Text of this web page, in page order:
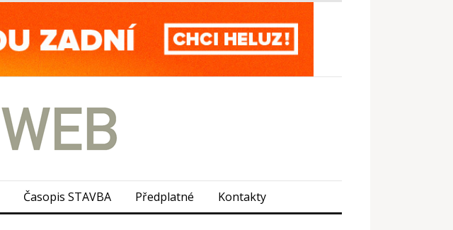
Časopis STAVBA Předplatné Kontakty